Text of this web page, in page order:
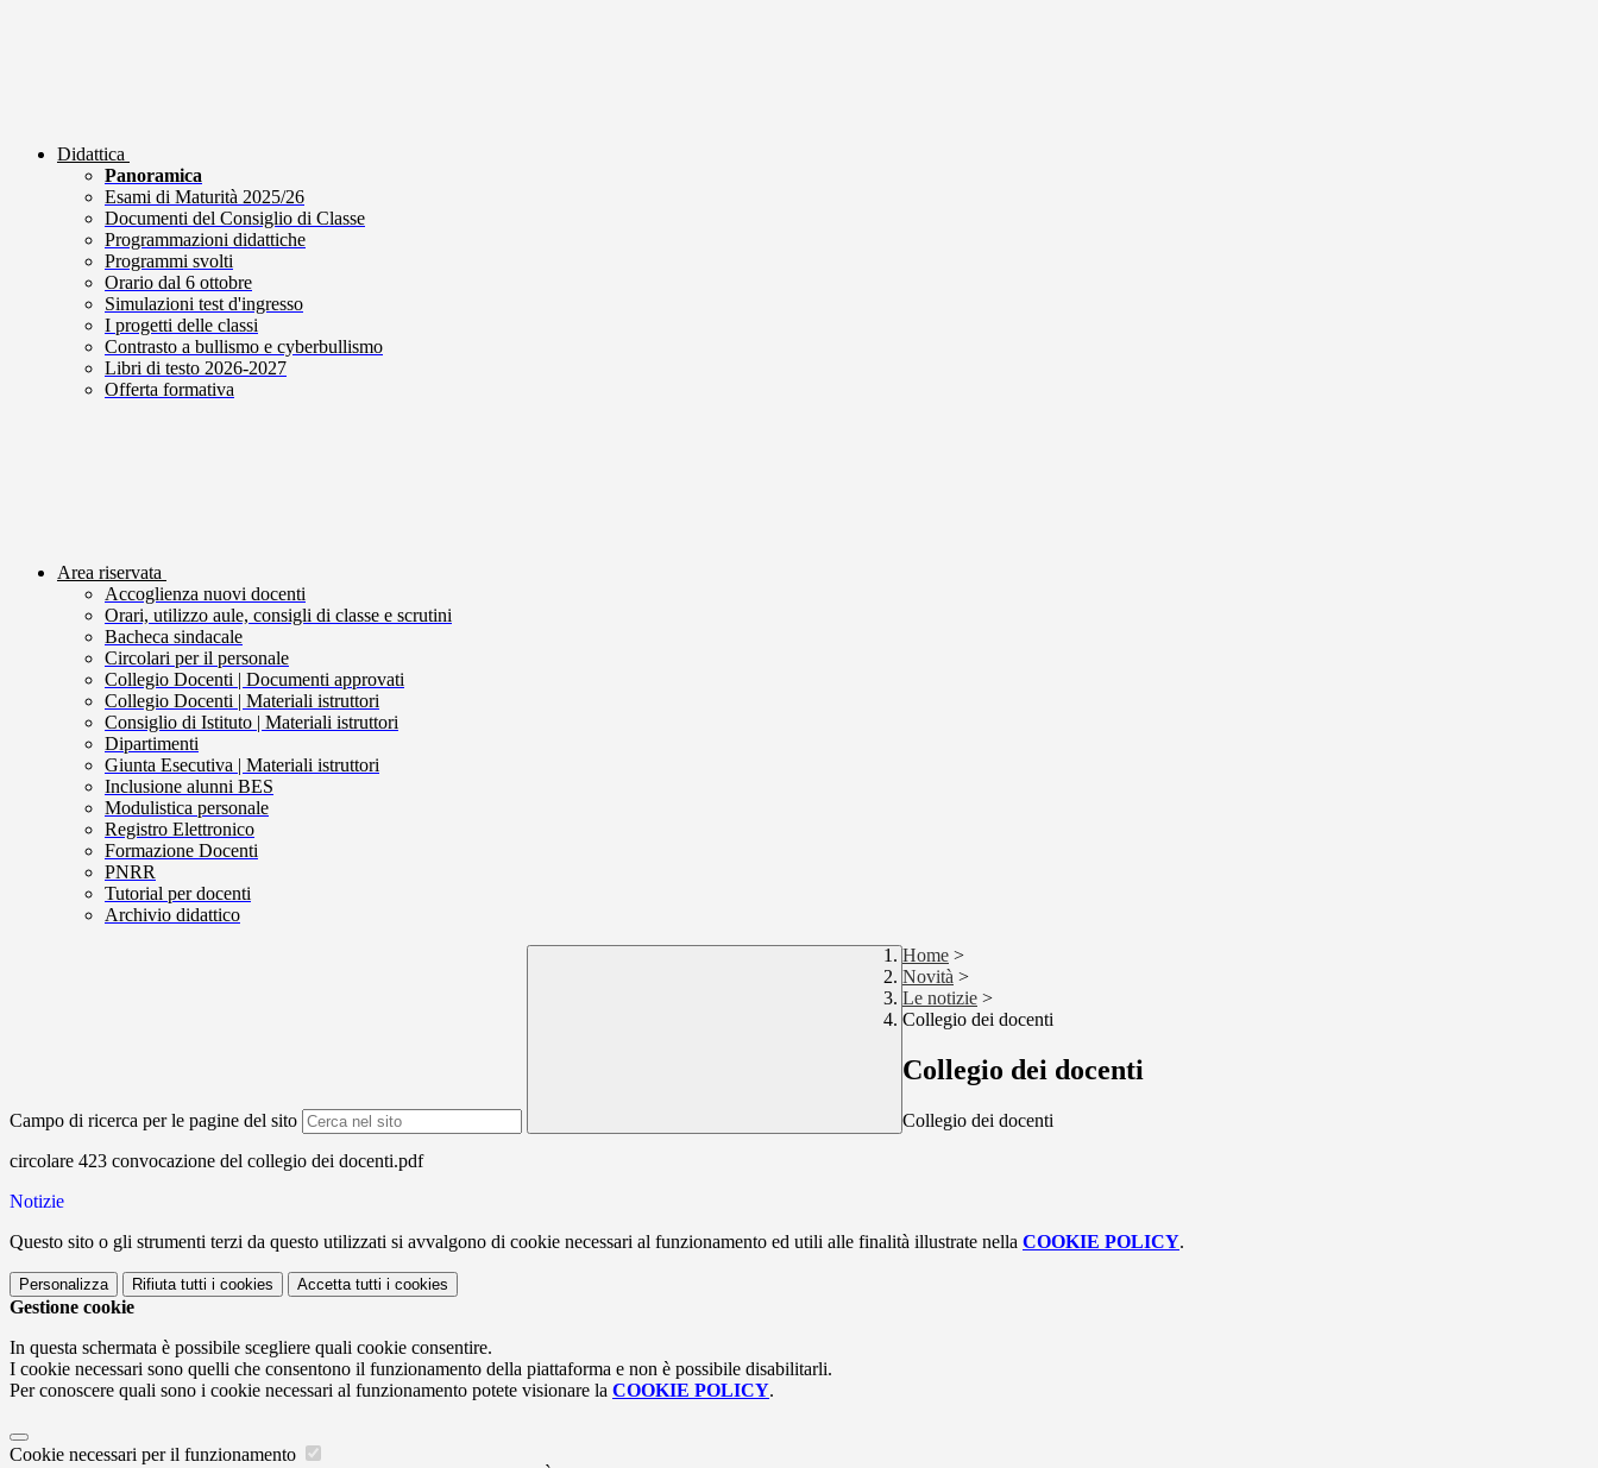
Didattica
Panoramica
Esami di Maturità 2025/26
Documenti del Consiglio di Classe
Programmazioni didattiche
Programmi svolti
Orario dal 6 ottobre
Simulazioni test d'ingresso
I progetti delle classi
Contrasto a bullismo e cyberbullismo
Libri di testo 2026-2027
Offerta formativa
Area riservata
Accoglienza nuovi docenti
Orari, utilizzo aule, consigli di classe e scrutini
Bacheca sindacale
Circolari per il personale
Collegio Docenti | Documenti approvati
Collegio Docenti | Materiali istruttori
Consiglio di Istituto | Materiali istruttori
Dipartimenti
Giunta Esecutiva | Materiali istruttori
Inclusione alunni BES
Modulistica personale
Registro Elettronico
Formazione Docenti
PNRR
Tutorial per docenti
Archivio didattico
Campo di ricerca per le pagine del sito
Home >
Novità >
Le notizie >
Collegio dei docenti
Collegio dei docenti
Collegio dei docenti
circolare 423 convocazione del collegio dei docenti.pdf
Notizie
Questo sito o gli strumenti terzi da questo utilizzati si avvalgono di cookie necessari al funzionamento ed utili alle finalità illustrate nella COOKIE POLICY.
Personalizza Rifiuta tutti i cookies Accetta tutti i cookies
Gestione cookie
In questa schermata è possibile scegliere quali cookie consentire.
I cookie necessari sono quelli che consentono il funzionamento della piattaforma e non è possibile disabilitarli.
Per conoscere quali sono i cookie necessari al funzionamento potete visionare la COOKIE POLICY.
Cookie necessari per il funzionamento